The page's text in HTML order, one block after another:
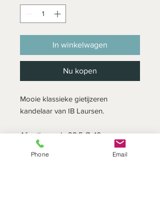
In winkelwagen
Nu kopen
Mooie klassieke gietijzeren
kandelaar van IB Laursen.
Afmetingen: h: 28,5 Ø: 10 cm
De kandelaars zijn handgemaakt,
Phone Email